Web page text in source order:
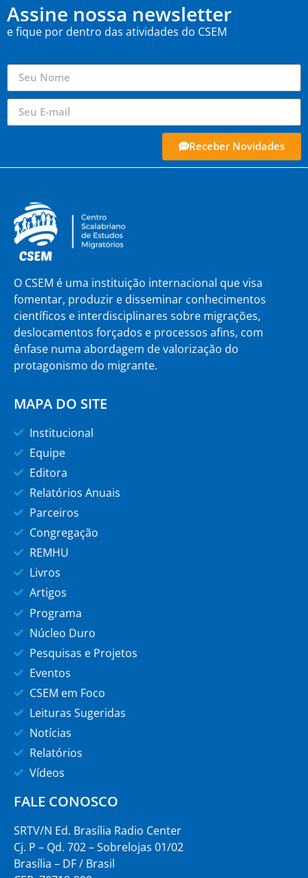
Assine nossa newsletter
e fique por dentro das atividades do CSEM
Receber Novidades
O CSEM é uma instituição internacional que visa
fomentar, produzir e disseminar conhecimentos
científicos e interdisciplinares sobre migrações,
deslocamentos forçados e processos afins, com
ênfase numa abordagem de valorização do
protagonismo do migrante.
MAPA DO SITE
Institucional
Equipe
Editora
Relatórios Anuais
Parceiros
Congregação
REMHU
Livros
Artigos
Programa
Núcleo Duro
Pesquisas e Projetos
Eventos
CSEM em Foco
Leituras Sugeridas
Notícias
Relatórios
Vídeos
FALE CONOSCO
SRTV/N Ed. Brasília Radio Center
Cj. P – Qd. 702 – Sobrelojas 01/02
Brasília – DF / Brasil